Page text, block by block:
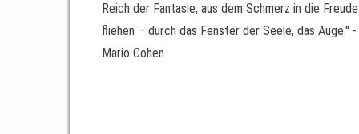
Reich der Fantasie, aus dem Schmerz in die
fliehen – durch das Fenster der Seele, das Auge." -
Mario Cohen